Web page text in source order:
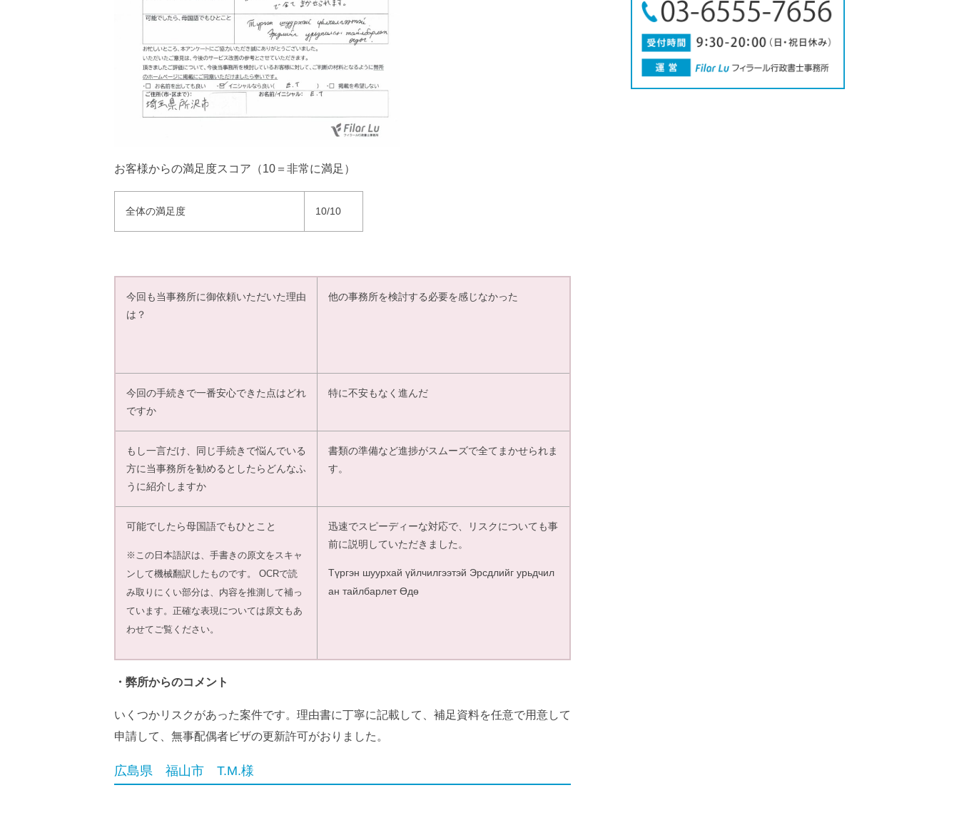
お客様からの満足度スコア（10＝非常に満足）
全体の満足度 10/10
今回も当事務所に御依頼いただいた理由
は？
他の事務所を検討する必要を感じなかった
今回の手続きで一番安心できた点はどれ
ですか
特に不安もなく進んだ
もし一言だけ、同じ手続きで悩んでいる
方に当事務所を勧めるとしたらどんなふ
うに紹介しますか
書類の準備など進捗がスムーズで全てまかせられま
す。
可能でしたら母国語でもひとこと
※この日本語訳は、手書きの原文をスキャ
ンして機械翻訳したものです。 OCRで読
み取りにくい部分は、内容を推測して補っ
ています。正確な表現については原文もあ
わせてご覧ください。
迅速でスピーディーな対応で、リスクについても事
前に説明していただきました。
Түргэн шуурхай үйлчилгээтэй Эрсдлийг урьдчил
ан тайлбарлет Өдө
・弊所からのコメント
いくつかリスクがあった案件です。理由書に丁寧に記載して、補足資料を任意で用意して
申請して、無事配偶者ビザの更新許可がおりました。
広島県 福山市 T.M.様